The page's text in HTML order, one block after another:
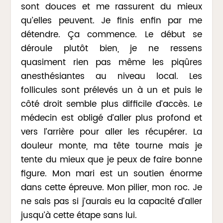
sont douces et me rassurent du mieux
qu’elles peuvent. Je finis enfin par me
détendre. Ça commence. Le début se
déroule plutôt bien, je ne ressens
quasiment rien pas même les piqûres
anesthésiantes au niveau local. Les
follicules sont prélevés un à un et puis le
côté droit semble plus difficile d’accès. Le
médecin est obligé d’aller plus profond et
vers l’arrière pour aller les récupérer. La
douleur monte, ma tête tourne mais je
tente du mieux que je peux de faire bonne
figure. Mon mari est un soutien énorme
dans cette épreuve. Mon pilier, mon roc. Je
ne sais pas si j’aurais eu la capacité d’aller
jusqu’à cette étape sans lui.